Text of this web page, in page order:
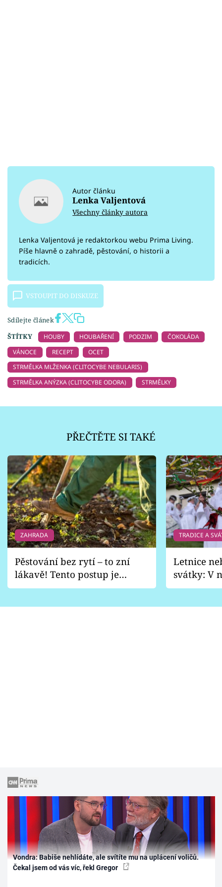
Autor článku
Lenka Valjentová
Všechny články autora
Lenka Valjentová je redaktorkou webu Prima Living.
Píše hlavně o zahradě, pěstování, o historii a
tradicích.
VSTOUPIT DO DISKUZE
Sdílejte článek
ŠTÍTKY
HOUBY HOUBAŘENÍ PODZIM
ČOKOLÁDA
VÁNOCE
RECEPT
OCET
STRMĚLKA MLŽENKA (CLITOCYBE NEBULARIS)
STRMĚLKA ANÝZKA (CLITOCYBE ODORA)
STRMĚLKY
PŘEČTĚTE SI TAKÉ
ZAHRADA
Pěstování bez rytí – to zní
lákavě! Tento postup je
vhodný jen pro některé
TRADICE A
Letnice
svátky: V
pondělí
Vondra: Babiše nehlídáte, ale svítíte mu na uplácení voličů.
Čekal jsem od vás víc, řekl Gregor